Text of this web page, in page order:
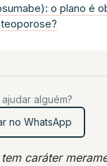
o plano é
alguém?
no WhatsApp
caráter